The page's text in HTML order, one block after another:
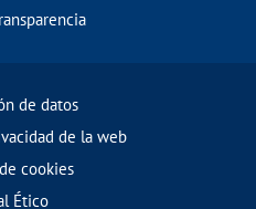
de datos
de la web
cookies
Ético